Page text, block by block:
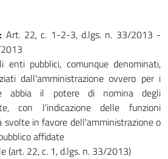
Art. 22, c. 1-2-3, d.lgs. n. 33/2013 -
enti pubblici, comunque denominati,
dall'amministrazione ovvero per i
abbia il potere di nomina degli
con l'indicazione delle funzioni
in favore dell'amministrazione o
affidate
(art. 22, c. 1, d.lgs. n. 33/2013)